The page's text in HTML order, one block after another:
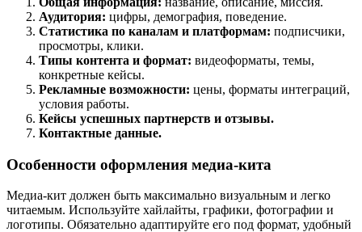
Аудитория: цифры, демография, поведение.
Статистика по каналам и платформам: подписчики,
просмотры, клики.
Типы контента и формат: видеоформаты, темы,
конкретные кейсы.
Рекламные возможности: цены, форматы интеграций,
условия работы.
Кейсы успешных партнерств и отзывы.
Контактные данные.
Особенности оформления медиа-кита
Медиа-кит должен быть максимально визуальным и легко
читаемым. Используйте хайлайты, графики, фотографии и
логотипы. Обязательно адаптируйте его под формат, удобный